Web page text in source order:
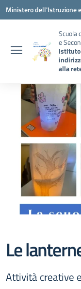
Vai ai contenuti
Vai al menu di navigazione
Vai al footer
Ministero dell'Istruzione
Scuola
e
Istituto
alla
Le
Attività creative